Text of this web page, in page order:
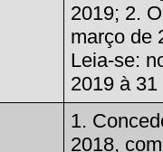
2019; 2.
março de
Leia-se:
2019 à
1.
2018,